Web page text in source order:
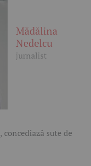
Mădălina
Nedelcu
jurnalist